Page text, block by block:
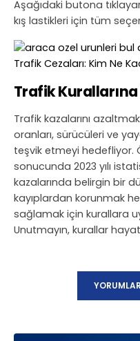
Aşağıdaki butona
kış lastikleri için tüm
Trafik
Trafik kazalarını
oranları, sürücüleri ve
teşvik etmeyi hedefliyor.
sonucunda 2023 yılı
kazalarında belirgin bir
kayıplardan korunmak
sağlamak için kurallara
Unutmayın, kurallar